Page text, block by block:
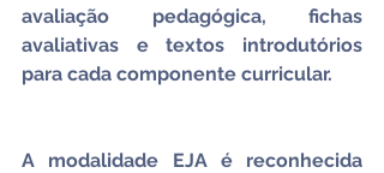
avaliação pedagógica, fichas
avaliativas e textos introdutórios
para cada componente curricular.
A modalidade EJA é reconhecida